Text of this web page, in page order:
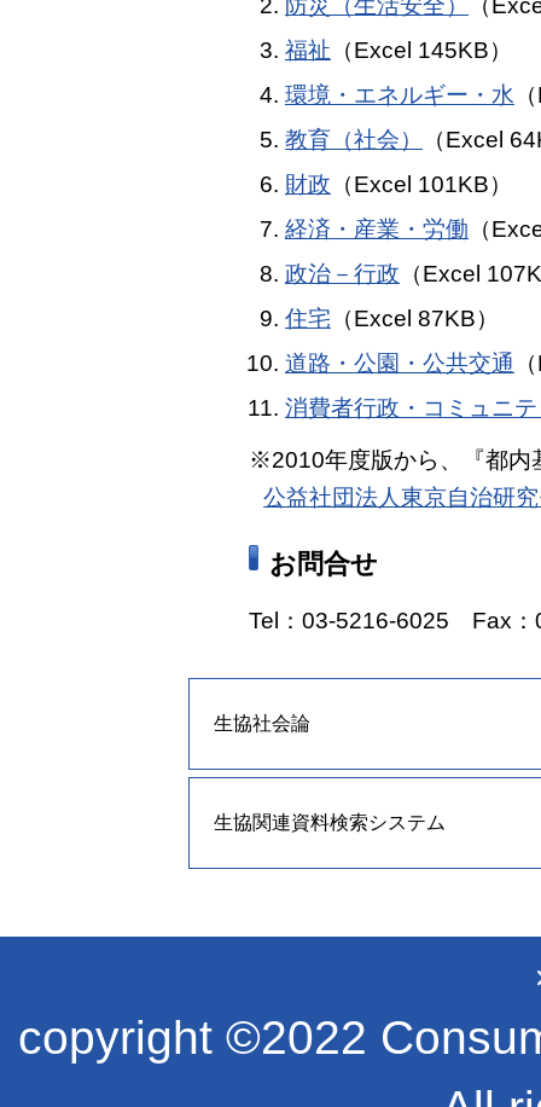
福祉 （Excel 145KB）
環境・エネルギー・水
教育（社会）
（Excel
財政 （Excel 101KB）
経済・産業・労働 （
政治－行政 （Excel
住宅 （Excel 87KB）
道路・公園・公共交通
消費者行政・コミュニ
※2010年度版から、『都内
公益社団法人東京自治研
お問合せ
Tel：03-5216-6025 Fax
生協社会論
生協関連資料検索システム
copyright ©2022